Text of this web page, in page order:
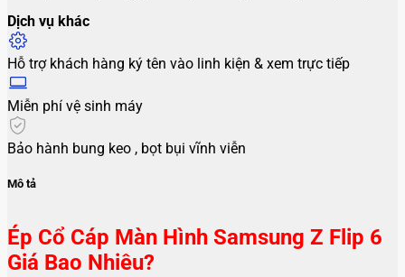
Dịch vụ khác
Hỗ trợ khách hàng ký tên vào linh kiện & xem trực tiếp
Miễn phí vệ sinh máy
Bảo hành bung keo , bọt bụi vĩnh viễn
Mô tả
Ép Cổ Cáp Màn Hình Samsung Z Flip 6
Giá Bao Nhiêu?